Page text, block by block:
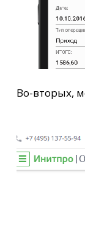
Во-вторых,